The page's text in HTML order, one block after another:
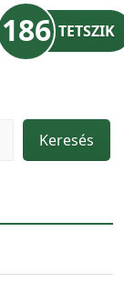
186 TETSZIK
Keresés